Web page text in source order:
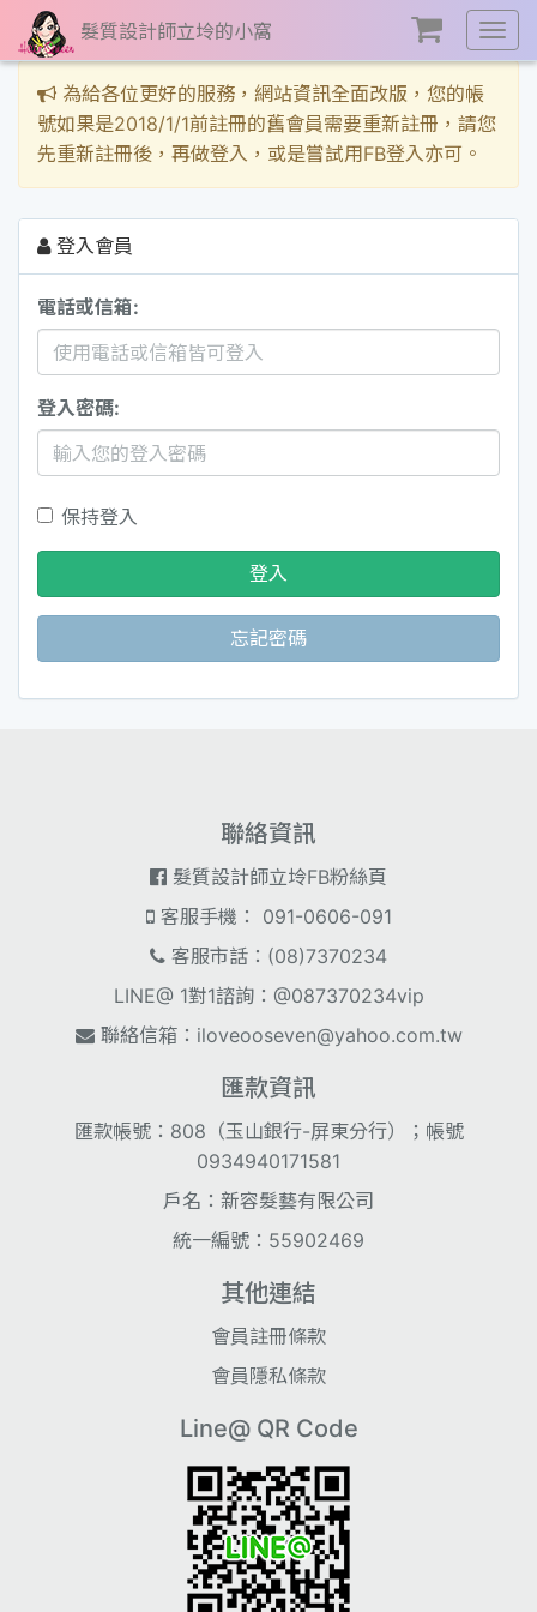
展
開
單
髮質設計師立坽的小窩
為給各位更好的服務，網站資訊全面改版，您的帳
號如果是2018/1/1前註冊的舊會員需要重新註冊，請您
先重新註冊後，再做登入，或是嘗試用FB登入亦可。
登入會員
電話或信箱:
登入密碼:
保持登入
登入
忘記密碼
聯絡資訊
髮質設計師立坽FB粉絲頁
客服手機： 091-0606-091
客服市話：(08)7370234
LINE@ 1對1諮詢：@087370234vip
聯絡信箱： iloveooseven@yahoo.com.tw
匯款資訊
匯款帳號：808（玉山銀行-屏東分行）；帳號
0934940171581
戶名：新容髮藝有限公司
統一編號：55902469
其他連結
會員註冊條款
會員隱私條款
Line@ QR Code